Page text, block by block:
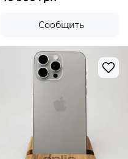
Сообщить